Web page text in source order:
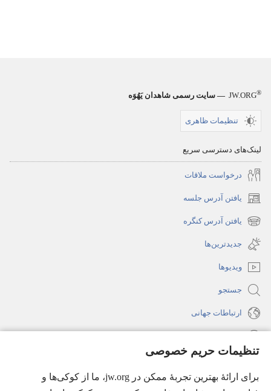
تنظیمات حریم خصوصی
برای ارائهٔ بهترین تجربهٔ ممکن در jw.org، ما از کوکی‌ها و
JW.ORG® — سایت رسمی شاهدان یَهُوَه
تنظیمات ظاهری
لینک‌های دسترسی سریع
درخواست ملاقات
یافتن آدرس جلسه
(پنجره‌ای
جدید
می‌شود)
یافتن آدرس کنگره
(پنجره‌ای
جدید
می‌شود)
جدیدترین‌ها
ویدیوها
جستجو
ارتباطات جهانی
(پنجره‌ای
جدید